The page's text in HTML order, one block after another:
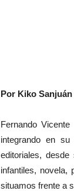
Por Kiko Sanjuán
Fernando
integrando en
editoriales,
infantiles, novela,
situamos frente a